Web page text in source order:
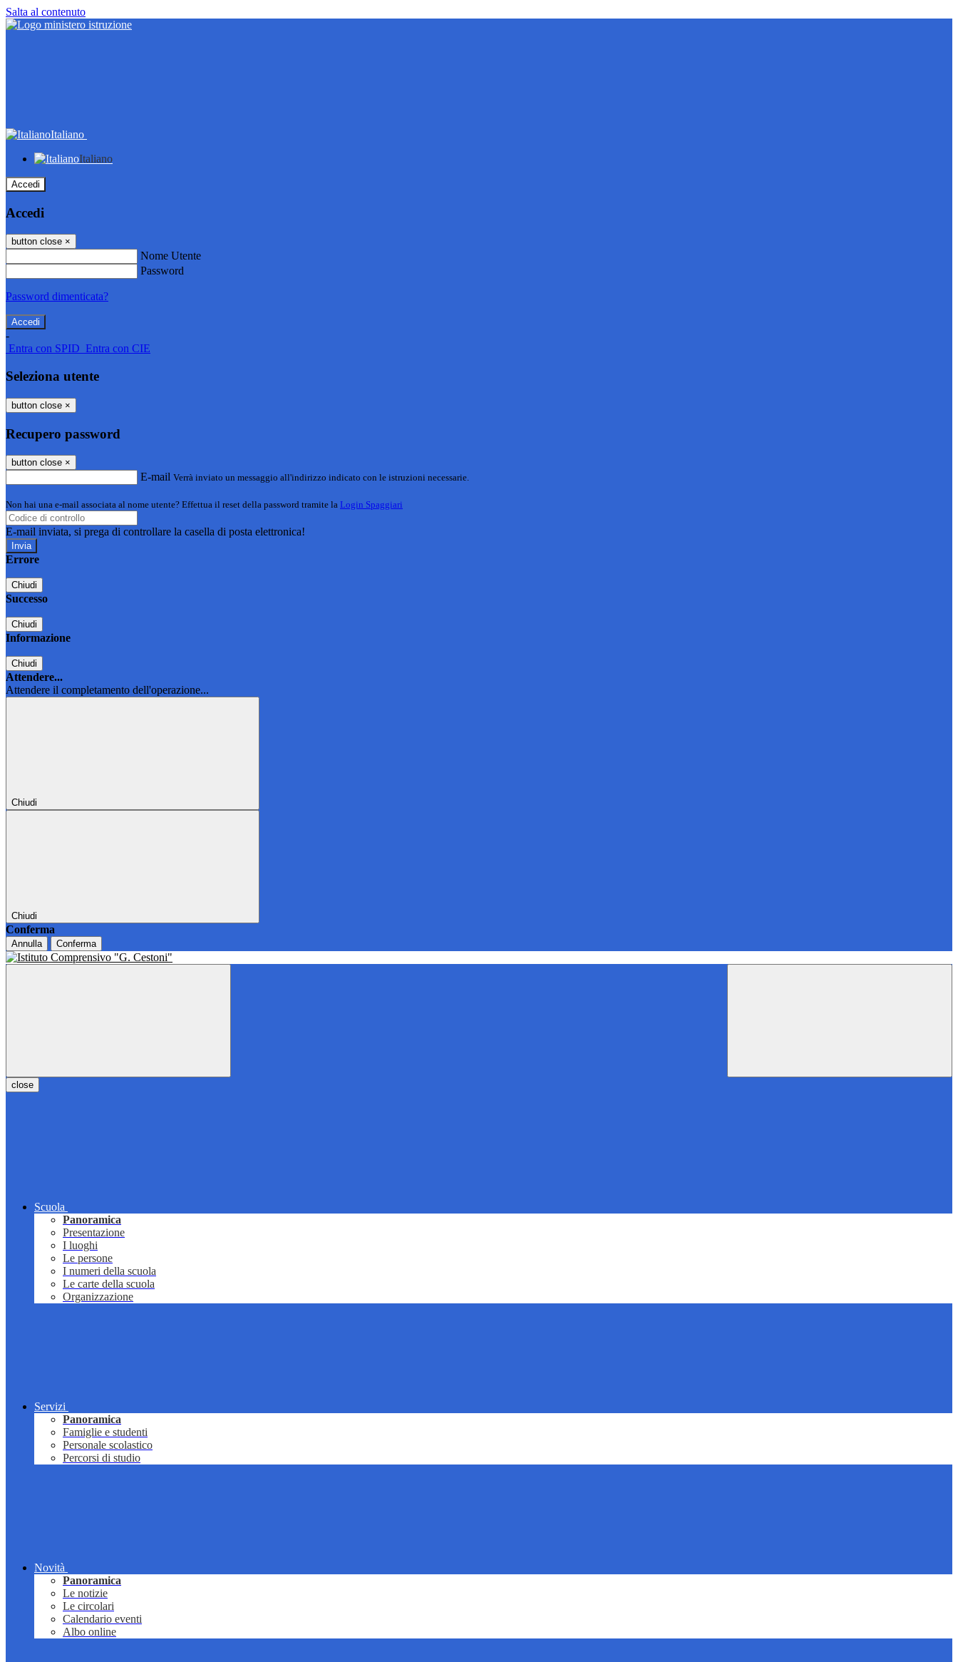
Salta al contenuto
Italiano
Italiano
Accedi
Accedi
button close ×
Nome Utente
Password
Password dimenticata?
-
Entra con SPID Entra con CIE
Seleziona utente
button close ×
Recupero password
button close ×
E-mail Verrà inviato un messaggio all'indirizzo indicato con le istruzioni necessarie.
Non hai una e-mail associata al nome utente? Effettua il reset della password tramite la Login Spaggiari
E-mail inviata, si prega di controllare la casella di posta elettronica!
Errore
Chiudi
Successo
Chiudi
Informazione
Chiudi
Attendere...
Attendere il completamento dell'operazione...
Chiudi
Chiudi
Conferma
Annulla Conferma
close
Scuola
Panoramica
Presentazione
I luoghi
Le persone
I numeri della scuola
Le carte della scuola
Organizzazione
Servizi
Panoramica
Famiglie e studenti
Personale scolastico
Percorsi di studio
Novità
Panoramica
Le notizie
Le circolari
Calendario eventi
Albo online